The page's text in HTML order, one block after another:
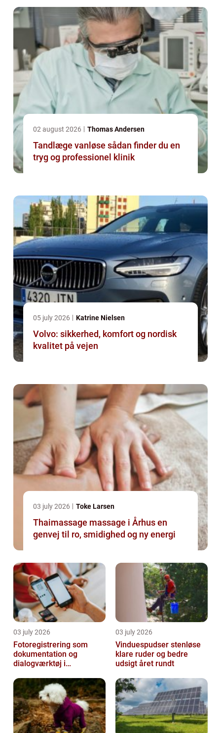
02 august 2026 Thomas Andersen
Tandlæge vanløse sådan finder du en
tryg og professionel klinik
05 july 2026 Katrine Nielsen
Volvo: sikkerhed, komfort og nordisk
kvalitet på vejen
03 july 2026 Toke Larsen
Thaimassage massage i Århus en
genvej til ro, smidighed og ny energi
03 july 2026
Fotoregistrering som
dokumentation og
dialogværktøj i
03 july 2026
Vinduespudser stenløse
klare ruder og bedre
udsigt året rundt